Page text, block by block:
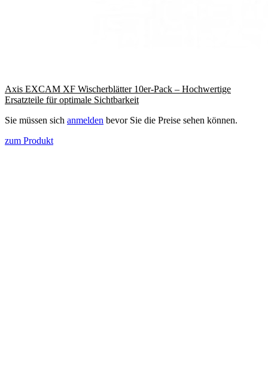
Axis EXCAM XF Wischerblätter 10er-Pack – Hochwertige
Ersatzteile für optimale Sichtbarkeit
Sie müssen sich anmelden bevor Sie die Preise sehen können.
zum Produkt